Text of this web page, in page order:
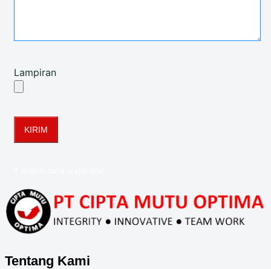
Lampiran
Tentang Kami